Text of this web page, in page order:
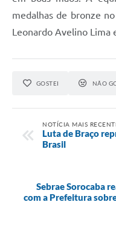
medalhas de bronze
Leonardo Avelino Lima
GOSTEI NÃO
NOTÍCIA MAIS
Luta de Braço
Brasil
Sebrae Sorocaba
com a Prefeitura